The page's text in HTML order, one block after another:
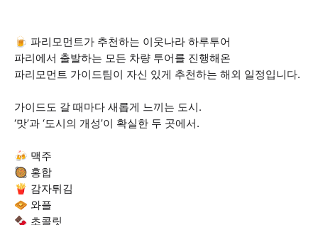
🍺 파리모먼트가 추천하는 이웃나라 하루투어
파리에서 출발하는 모든 차량 투어를 진행해온
파리모먼트 가이드팀이 자신 있게 추천하는 해외 일정입니다.
가이드도 갈 때마다 새롭게 느끼는 도시.
‘맛’과 ‘도시의 개성’이 확실한 두 곳에서.
🍻 맥주
🥘 홍합
🍟 감자튀김
🧇 와플
🍫 초콜릿